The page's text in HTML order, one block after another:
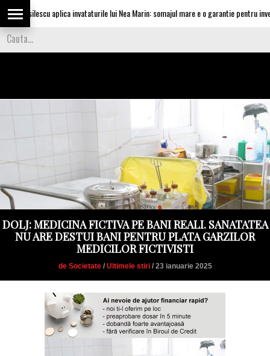
aplica invataturile lui Nea Marin: somajul mare e o garantie pentru investitori
DOLJ: MEDICINA FICTIVA PE BANI REALI. SANATATEA
NU ARE DESTUI BANI PENTRU PLATA GARZILOR
MEDICILOR FICTIVISTI
de Societate/ Ultimele stiri/ 23 ianuarie 2025